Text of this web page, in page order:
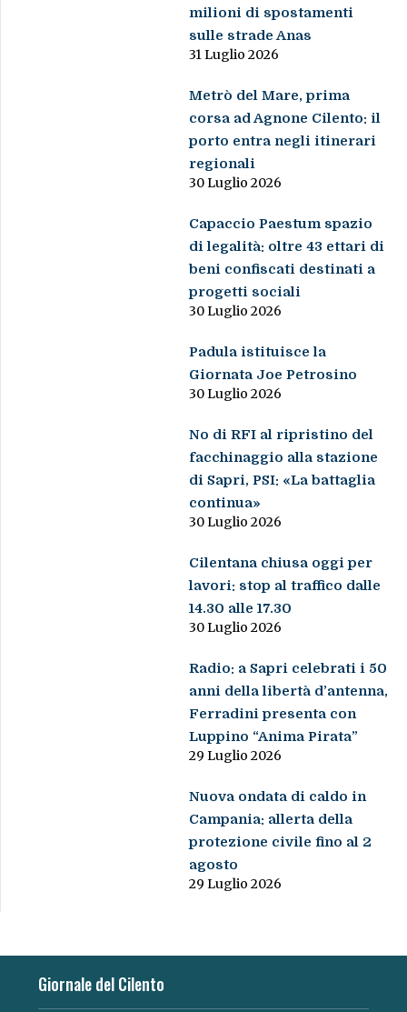
milioni di spostamenti
sulle strade Anas
31 Luglio 2026
Metrò del Mare, prima
corsa ad Agnone Cilento: il
porto entra negli itinerari
regionali
30 Luglio 2026
Capaccio Paestum spazio
di legalità: oltre 43 ettari di
beni confiscati destinati a
progetti sociali
30 Luglio 2026
Padula istituisce la
Giornata Joe Petrosino
30 Luglio 2026
No di RFI al ripristino del
facchinaggio alla stazione
di Sapri, PSI: «La battaglia
continua»
30 Luglio 2026
Cilentana chiusa oggi per
lavori: stop al traffico dalle
14.30 alle 17.30
30 Luglio 2026
Radio: a Sapri celebrati i 50
anni della libertà d’antenna,
Ferradini presenta con
Luppino “Anima Pirata”
29 Luglio 2026
Nuova ondata di caldo in
Campania: allerta della
protezione civile fino al 2
agosto
29 Luglio 2026
Giornale del Cilento